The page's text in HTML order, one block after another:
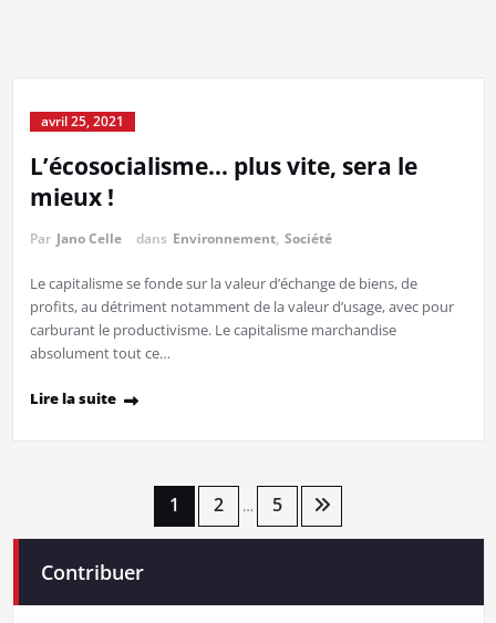
avril 25, 2021
L’écosocialisme… plus vite, sera le
mieux !
Par Jano Celle dans Environnement, Société
Le capitalisme se fonde sur la valeur d’échange de biens, de
profits, au détriment notamment de la valeur d’usage, avec pour
carburant le productivisme. Le capitalisme marchandise
absolument tout ce…
Lire la suite
publications
1 2 … 5
Contribuer